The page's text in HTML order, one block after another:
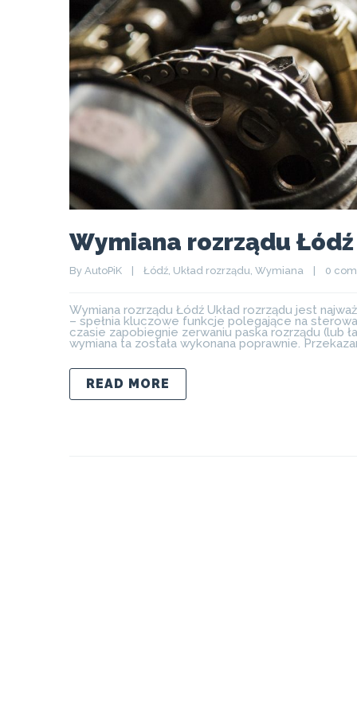
Wymiana rozrządu Łódź
By AutoPiK Łódź, Układ rozrządu, Wymiana 0
Wymiana rozrządu Łódź Układ rozrządu jest
– spełnia kluczowe funkcje polegające na
czasie zapobiegnie zerwaniu paska rozrządu (lub
wymiana ta została wykonana poprawnie.
READ MORE